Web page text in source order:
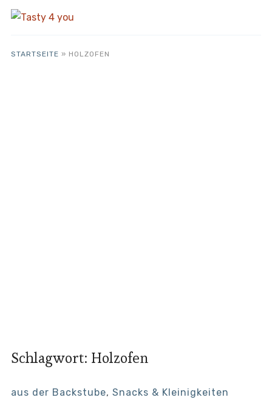
STARTSEITE » HOLZOFEN
Schlagwort: Holzofen
aus der Backstube, Snacks & Kleinigkeiten